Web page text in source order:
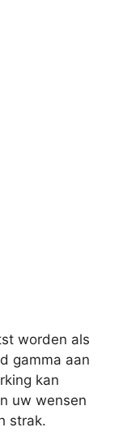
worden als
gamma aan
kan
uw wensen
strak.